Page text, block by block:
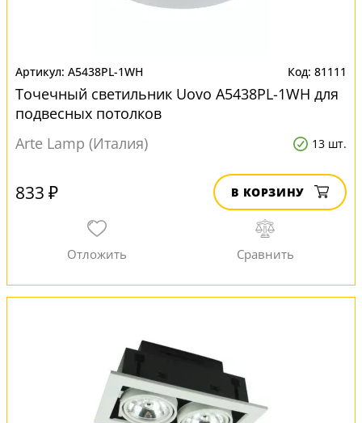
A5438PL-1WH 81111
Точечный светильник Uovo A5438PL-1WH для
подвесных потолков
Arte Lamp (Италия)
13 шт.
833 ₽ В КОРЗИНУ